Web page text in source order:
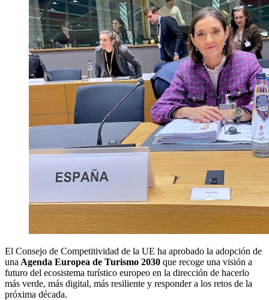
El Consejo de Competitividad de la UE ha aprobado la adopción de
una Agenda Europea de Turismo 2030 que recoge una visión a
futuro del ecosistema turístico europeo en la dirección de hacerlo
más verde, más digital, más resiliente y responder a los retos de la
próxima década.